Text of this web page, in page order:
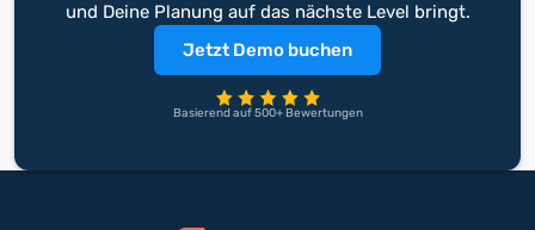
und Deine Planung auf das nächste Level bringt.
Jetzt Demo buchen
Basierend auf 500+ Bewertungen